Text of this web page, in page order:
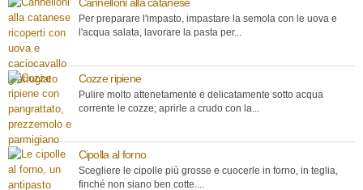
Per preparare l'impasto, impastare la semola con le uova e
l'acqua salata, lavorare la pasta per...
Cozze ripiene
Pulire molto attenetamente e delicatamente sotto acqua
corrente le cozze; aprirle a crudo con la...
Cipolla al forno
Scegliere le cipolle più grosse e cuocerle in forno, in teglia,
finché non siano ben cotte....